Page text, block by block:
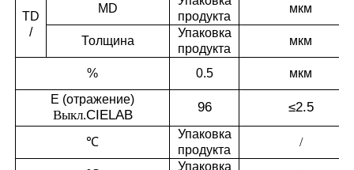
TD
/
MD
продукта
мкм
Толщина
Упаковка
продукта
мкм
% 0.5
мкм
E (отражение)
Выкл.CIELAB
96 ≤2.5
℃
Упаковка
продукта
/
Упаковка